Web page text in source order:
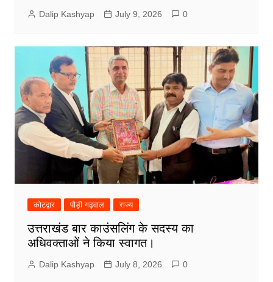
Dalip Kashyap July 9, 2026 0
कोटद्वार पौड़ी गढ़वाल राज्य
उत्तराखंड बार काउंसलिंग के सदस्य का
अधिवक्ताओं ने किया स्वागत।
Dalip Kashyap July 8, 2026 0